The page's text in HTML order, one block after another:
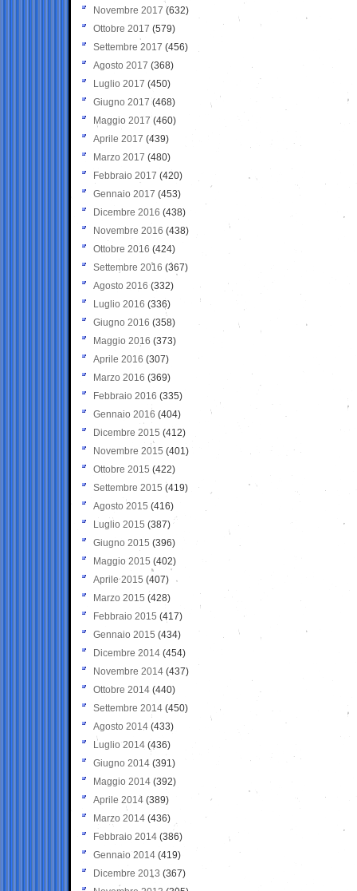
Novembre 2017 (632)
Ottobre 2017 (579)
Settembre 2017 (456)
Agosto 2017 (368)
Luglio 2017 (450)
Giugno 2017 (468)
Maggio 2017 (460)
Aprile 2017 (439)
Marzo 2017 (480)
Febbraio 2017 (420)
Gennaio 2017 (453)
Dicembre 2016 (438)
Novembre 2016 (438)
Ottobre 2016 (424)
Settembre 2016 (367)
Agosto 2016 (332)
Luglio 2016 (336)
Giugno 2016 (358)
Maggio 2016 (373)
Aprile 2016 (307)
Marzo 2016 (369)
Febbraio 2016 (335)
Gennaio 2016 (404)
Dicembre 2015 (412)
Novembre 2015 (401)
Ottobre 2015 (422)
Settembre 2015 (419)
Agosto 2015 (416)
Luglio 2015 (387)
Giugno 2015 (396)
Maggio 2015 (402)
Aprile 2015 (407)
Marzo 2015 (428)
Febbraio 2015 (417)
Gennaio 2015 (434)
Dicembre 2014 (454)
Novembre 2014 (437)
Ottobre 2014 (440)
Settembre 2014 (450)
Agosto 2014 (433)
Luglio 2014 (436)
Giugno 2014 (391)
Maggio 2014 (392)
Aprile 2014 (389)
Marzo 2014 (436)
Febbraio 2014 (386)
Gennaio 2014 (419)
Dicembre 2013 (367)